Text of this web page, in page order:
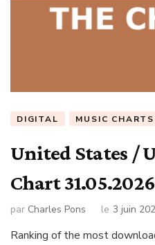
DIGITAL MUSIC CHARTS
United States /
Chart 31.05.2026
par Charles Pons le 3 juin
Ranking of the most